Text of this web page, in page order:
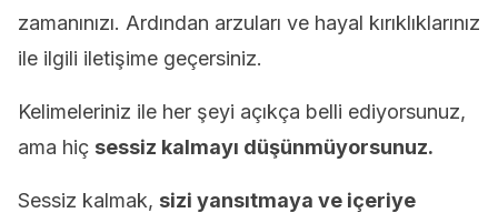
zamanınızı. Ardından arzuları ve hayal kırıklıklarınız
ile ilgili iletişime geçersiniz.
Kelimeleriniz ile her şeyi açıkça belli ediyorsunuz,
ama hiç sessiz kalmayı düşünmüyorsunuz.
Sessiz kalmak, sizi yansıtmaya ve içeriye